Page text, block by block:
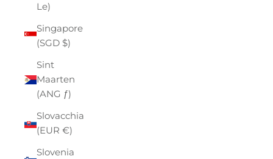
Le)
Singapore
(SGD $)
Sint
Maarten
(ANG ƒ)
Slovacchia
(EUR €)
Slovenia